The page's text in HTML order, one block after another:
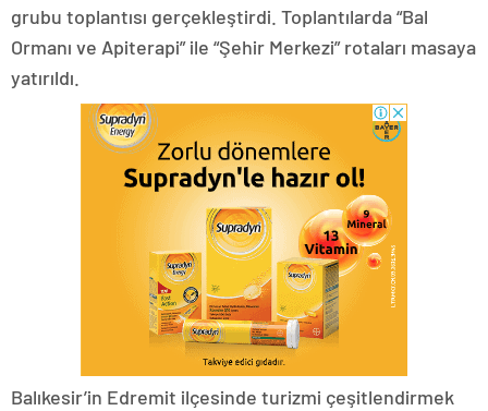
grubu toplantısı gerçekleştirdi. Toplantılarda “Bal
Ormanı ve Apiterapi” ile “Şehir Merkezi” rotaları masaya
yatırıldı.
Balıkesir’in Edremit ilçesinde turizmi çeşitlendirmek